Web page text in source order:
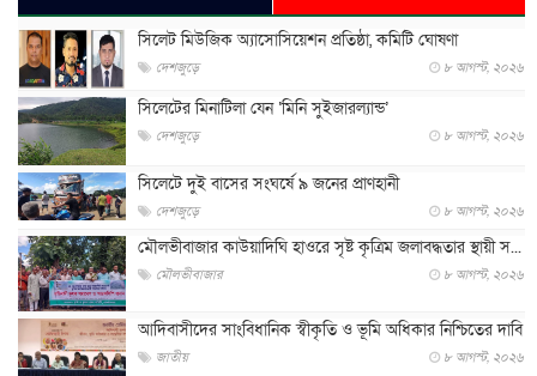
সিলেট মিউজিক অ্যাসোসিয়েশন প্রতিষ্ঠা, কমিটি ঘোষণা
দেশজুড়ে ৮ আগস্ট, ২০২৬
সিলেটের মিনাটিলা যেন ‘মিনি সুইজারল্যান্ড’
দেশজুড়ে ৮ আগস্ট, ২০২৬
সিলেটে দুই বাসের সংঘর্ষে ৯ জনের প্রাণহানী
দেশজুড়ে ৮ আগস্ট, ২০২৬
মৌলভীবাজার কাউয়াদিঘি হাওরে সৃষ্ট কৃত্রিম জলাবদ্ধতার স্থায়ী স...
মৌলভীবাজার ৮ আগস্ট, ২০২৬
আদিবাসীদের সাংবিধানিক স্বীকৃতি ও ভূমি অধিকার নিশ্চিতের দাবি
জাতীয় ৮ আগস্ট, ২০২৬